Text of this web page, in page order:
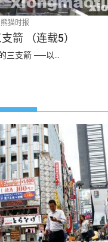
熊猫时报
箭 （连载5）
三支箭 ──以...